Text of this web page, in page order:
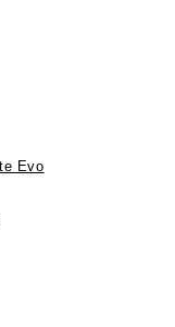
Evo